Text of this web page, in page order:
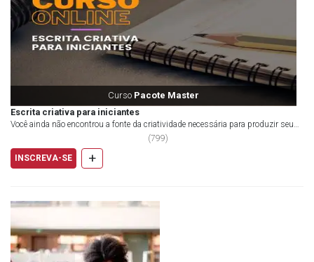
Curso Pacote Master
Escrita criativa para iniciantes
Você ainda não encontrou a fonte da criatividade necessária para produzir seus
textos? Com a nossa curadoria, você...(799)
INSCREVA-SE
+